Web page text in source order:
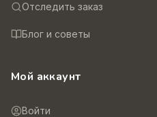
Отследить заказ
Блог и советы
Мой аккаунт
Войти